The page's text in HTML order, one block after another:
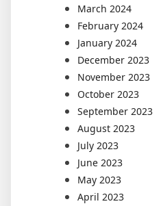
March 2024
February 2024
January 2024
December 2023
November 2023
October 2023
September 2023
August 2023
July 2023
June 2023
May 2023
April 2023